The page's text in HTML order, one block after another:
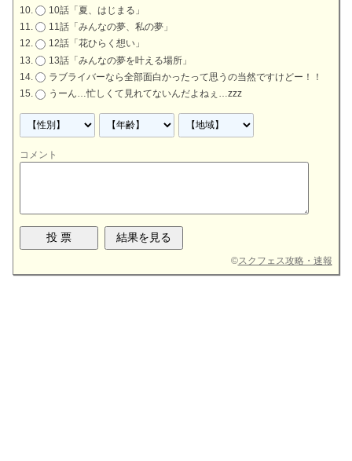
10話「夏、はじまる」
11話「みんなの夢、私の夢」
12話「花ひらく想い」
13話「みんなの夢を叶える場所」
ラブライバーなら全部面白かったって思うの当然ですけどー！！
うーん…忙しくて見れてないんだよねぇ…zzz
コメント
©スクフェス攻略・速報